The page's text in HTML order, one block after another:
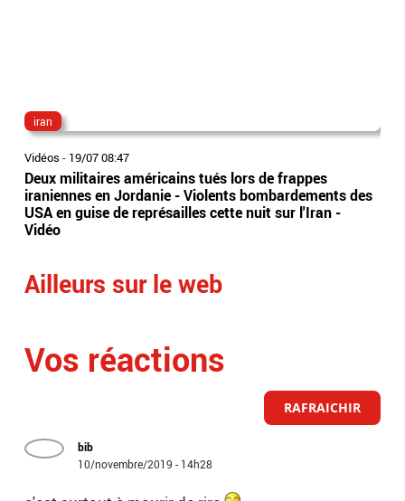
iran
Vidéos - 19/07 08:47
Deux militaires américains tués lors de frappes
iraniennes en Jordanie - Violents bombardements des
USA en guise de représailles cette nuit sur l'Iran -
Vidéo
Ailleurs sur le web
Vos réactions
RAFRAICHIR
bib
10/novembre/2019 - 14h28